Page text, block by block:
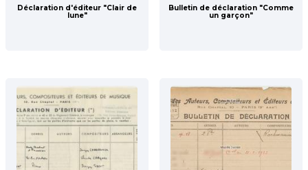
Déclaration d'éditeur "Clair de
lune"
Bulletin de déclaration "Comme
un garçon"